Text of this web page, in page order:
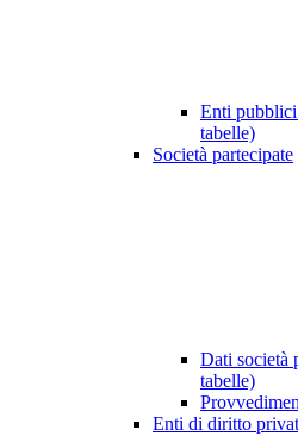
Enti
tabelle)
Società partecipate
Dati società
tabelle)
Enti di diritto